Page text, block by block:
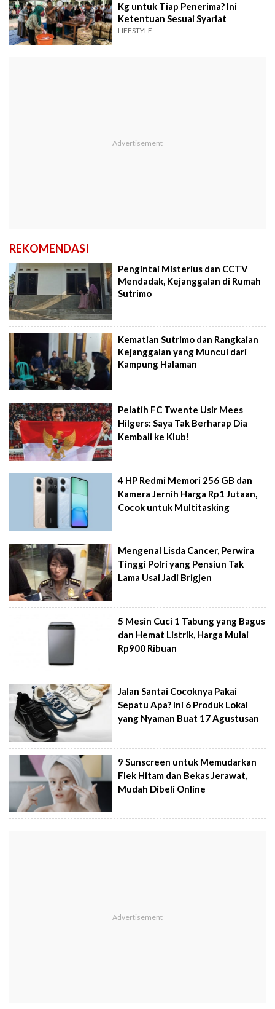
Kg untuk Tiap Penerima? Ini
Ketentuan Sesuai Syariat
LIFESTYLE
REKOMENDASI
Pengintai Misterius dan CCTV
Mendadak, Kejanggalan di Rumah
Sutrimo
Kematian Sutrimo dan Rangkaian
Kejanggalan yang Muncul dari
Kampung Halaman
Pelatih FC Twente Usir Mees
Hilgers: Saya Tak Berharap Dia
Kembali ke Klub!
4 HP Redmi Memori 256 GB dan
Kamera Jernih Harga Rp1 Jutaan,
Cocok untuk Multitasking
Mengenal Lisda Cancer, Perwira
Tinggi Polri yang Pensiun Tak
Lama Usai Jadi Brigjen
5 Mesin Cuci 1 Tabung yang Bagus
dan Hemat Listrik, Harga Mulai
Rp900 Ribuan
Jalan Santai Cocoknya Pakai
Sepatu Apa? Ini 6 Produk Lokal
yang Nyaman Buat 17 Agustusan
9 Sunscreen untuk Memudarkan
Flek Hitam dan Bekas Jerawat,
Mudah Dibeli Online